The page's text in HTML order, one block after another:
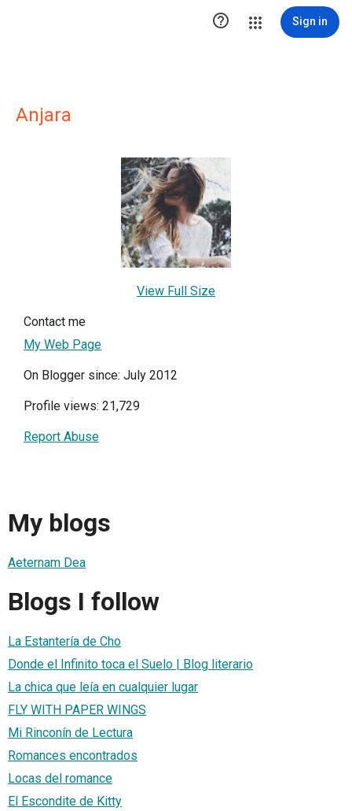
 Sign in
Anjara
View Full Size
Contact me
My Web Page
On Blogger since: July 2012
Profile views: 21,729
Report Abuse
My blogs
Aeternam Dea
Blogs I follow
La Estantería de Cho
Donde el Infinito toca el Suelo | Blog literario
La chica que leía en cualquier lugar
FLY WITH PAPER WINGS
Mi Rinconín de Lectura
Romances encontrados
Locas del romance
El Escondite de Kitty